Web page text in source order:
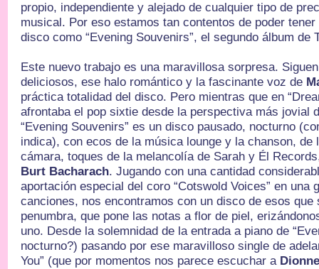
propio, independiente y alejado de cualquier tipo de
musical. Por eso estamos tan contentos de poder
disco como “Evening Souvenirs”, el segundo álbum de
Este nuevo trabajo es una maravillosa sorpresa.
deliciosos, ese halo romántico y la fascinante voz de
práctica totalidad del disco. Pero mientras que en
afrontaba el pop sixtie desde la perspectiva más jovial
“Evening Souvenirs” es un disco pausado, nocturno
indica), con ecos de la música lounge y la chanson, de
cámara, toques de la melancolía de Sarah y Él
Burt Bacharach. Jugando con una cantidad
aportación especial del coro “Cotswold Voices” en una
canciones, nos encontramos con un disco de esos que
penumbra, que pone las notas a flor de piel,
uno. Desde la solemnidad de la entrada a piano de
nocturno?) pasando por ese maravilloso single de
You” (que por momentos nos parece escuchar a